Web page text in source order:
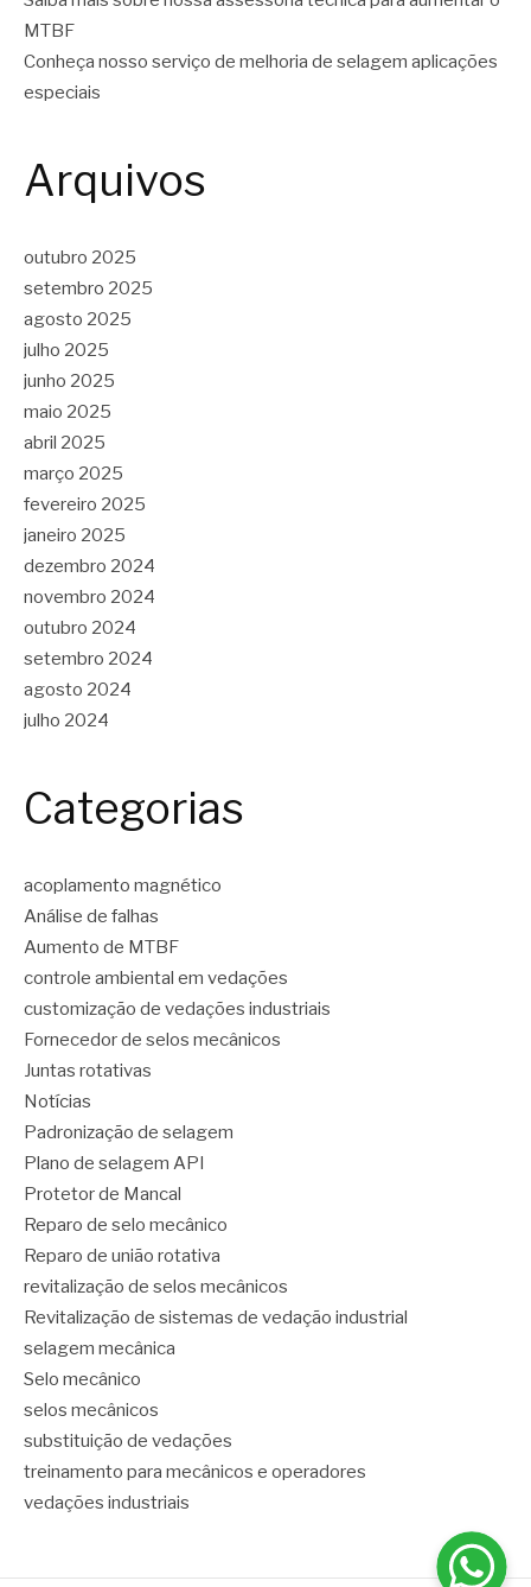
MTBF
Conheça nosso serviço de melhoria de selagem aplicações
especiais
Arquivos
outubro 2025
setembro 2025
agosto 2025
julho 2025
junho 2025
maio 2025
abril 2025
março 2025
fevereiro 2025
janeiro 2025
dezembro 2024
novembro 2024
outubro 2024
setembro 2024
agosto 2024
julho 2024
Categorias
acoplamento magnético
Análise de falhas
Aumento de MTBF
controle ambiental em vedações
customização de vedações industriais
Fornecedor de selos mecânicos
Juntas rotativas
Notícias
Padronização de selagem
Plano de selagem API
Protetor de Mancal
Reparo de selo mecânico
Reparo de união rotativa
revitalização de selos mecânicos
Revitalização de sistemas de vedação industrial
selagem mecânica
Selo mecânico
selos mecânicos
substituição de vedações
treinamento para mecânicos e operadores
vedações industriais